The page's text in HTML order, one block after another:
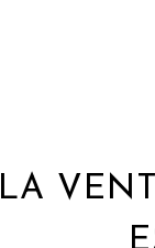
LA